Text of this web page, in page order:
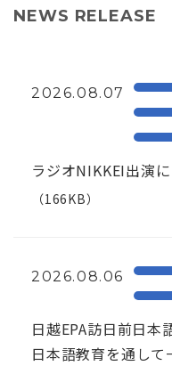
NEWS RELEASE
2026.08.07
ラジオNIKKEI出演
（166KB）
2026.08.06
日越EPA訪日前日本
日本語教育を通して